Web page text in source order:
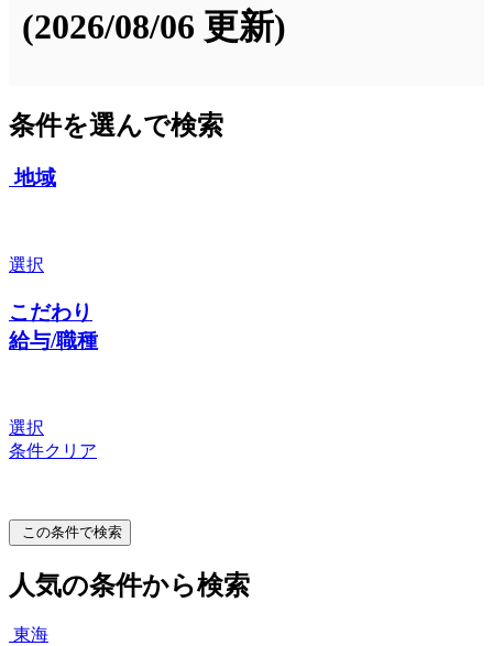
(2026/08/06 更新)
条件を選んで検索
地域
選択
こだわり
給与/職種
選択
条件クリア
この条件で検索
人気の条件から検索
東海